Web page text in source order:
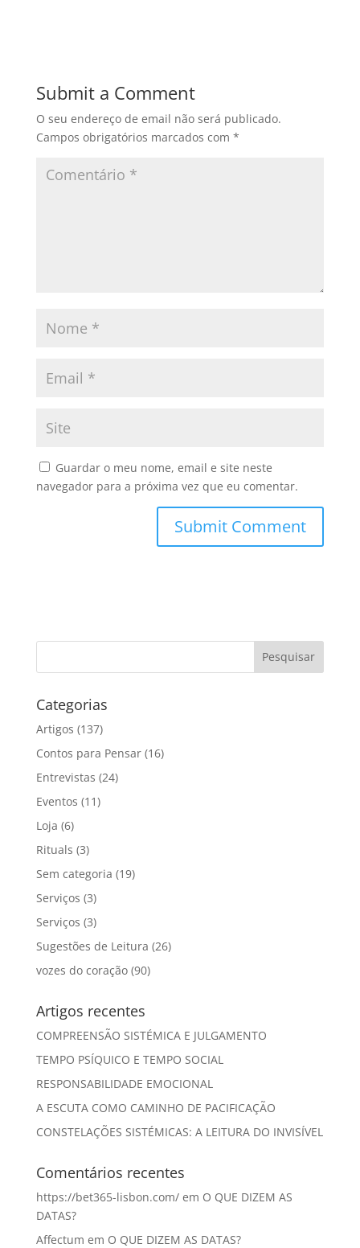
b
o
o
d
o
n
Submit a Comment
O seu endereço de email não será publicado.
Campos obrigatórios marcados com *
Guardar o meu nome, email e site neste
navegador para a próxima vez que eu comentar.
Categorias
Artigos (137)
Contos para Pensar(16)
Entrevistas (24)
Eventos (11)
Loja (6)
Rituals (3)
Sem categoria (19)
Serviços (3)
Serviços (3)
Sugestões de Leitura (26)
vozes do coração(90)
Artigos recentes
COMPREENSÃO SISTÉMICA E JULGAMENTO
TEMPO PSÍQUICO E TEMPO SOCIAL
RESPONSABILIDADE EMOCIONAL
A ESCUTA COMO CAMINHO DE PACIFICAÇÃO
CONSTELAÇÕES SISTÉMICAS: A LEITURA DO INVISÍVEL
Comentários recentes
https://bet365-lisbon.com/em O QUE DIZEM AS
DATAS?
Affectum em O QUE DIZEM AS DATAS?